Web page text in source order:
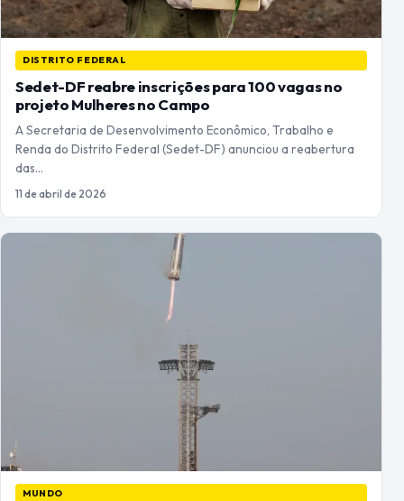
DISTRITO FEDERAL
Sedet-DF reabre inscrições para 100 vagas no
projeto Mulheres no Campo
A Secretaria de Desenvolvimento Econômico, Trabalho e
Renda do Distrito Federal (Sedet-DF) anunciou a reabertura
das…
11 de abril de 2026
MUNDO